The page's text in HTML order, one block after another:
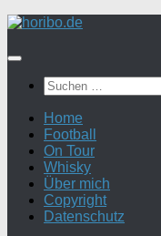
Zum
springen
Suchen
nach:
Home
Football
On Tour
Whisky
Über mich
Copyright
Datenschutz